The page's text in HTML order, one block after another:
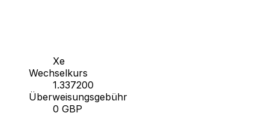
Xe
Wechselkurs
1.337200
Überweisungsgebühr
0 GBP